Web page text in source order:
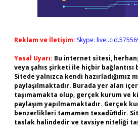
Reklam ve İletişim: Skype:
Yasal Uyarı: Bu internet sitesi,
veya şahıs şirketi ile hiçbir bağlantısı
Sitede yalnızca kendi hazırladığımız
paylaşılmaktadır. Burada yer alan
taşımamakta olup, gerçek kurum ve
paylaşım yapılmamaktadır. Gerçek
benzerlikleri tamamen tesadüfidir.
taslak halindedir ve tavsiye niteliği